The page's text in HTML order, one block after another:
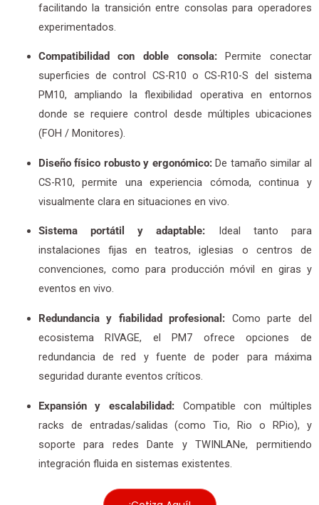
facilitando la transición entre consolas para operadores
experimentados.
Compatibilidad con doble consola:Permite conectar
superficies de control CS-R10 o CS-R10-S del sistema
PM10, ampliando la flexibilidad operativa en entornos
donde se requiere control desde múltiples ubicaciones
(FOH / Monitores).
Diseño físico robusto y ergonómico:De tamaño similar al
CS-R10, permite una experiencia cómoda, continua y
visualmente clara en situaciones en vivo.
Sistema portátil y adaptable: Ideal tanto para
instalaciones fijas en teatros, iglesias o centros de
convenciones, como para producción móvil en giras y
eventos en vivo.
Redundancia y fiabilidad profesional: Como parte del
ecosistema RIVAGE, el PM7 ofrece opciones de
redundancia de red y fuente de poder para máxima
seguridad durante eventos críticos.
Expansión y escalabilidad: Compatible con múltiples
racks de entradas/salidas (como Tio, Rio o RPio), y
soporte para redes Dante y TWINLANe, permitiendo
integración fluida en sistemas existentes.